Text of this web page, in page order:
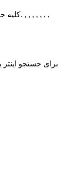
© Copyright - 2010-2021: کلیه حقوق محفوظ است. , , , , , , ,
برای جستجو اینتر